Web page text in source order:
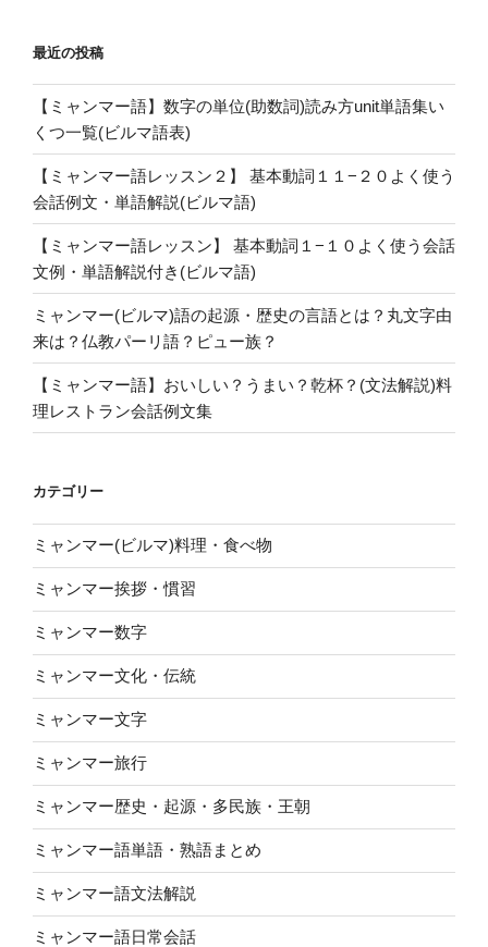
最近の投稿
【ミャンマー語】数字の単位(助数詞)読み方unit単語集い
くつ一覧(ビルマ語表)
【ミャンマー語レッスン２】 基本動詞１１−２０よく使う
会話例文・単語解説(ビルマ語)
【ミャンマー語レッスン】 基本動詞１−１０よく使う会話
文例・単語解説付き(ビルマ語)
ミャンマー(ビルマ)語の起源・歴史の言語とは？丸文字由
来は？仏教パーリ語？ピュー族？
【ミャンマー語】おいしい？うまい？乾杯？(文法解説)料
理レストラン会話例文集
カテゴリー
ミャンマー(ビルマ)料理・食べ物
ミャンマー挨拶・慣習
ミャンマー数字
ミャンマー文化・伝統
ミャンマー文字
ミャンマー旅行
ミャンマー歴史・起源・多民族・王朝
ミャンマー語単語・熟語まとめ
ミャンマー語文法解説
ミャンマー語日常会話